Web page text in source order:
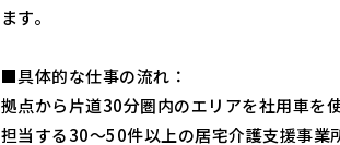
ます。
■具体的な仕事の流れ：
拠点から片道30分圏内のエリアを社用車を
担当する30～50件以上の居宅介護支援事